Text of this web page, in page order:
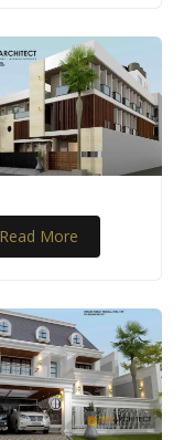
Read More